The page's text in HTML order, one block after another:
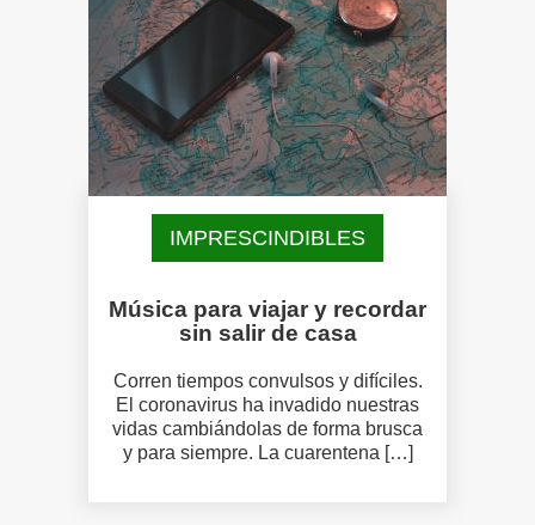
IMPRESCINDIBLES
Música para viajar y recordar
sin salir de casa
Corren tiempos convulsos y difíciles.
El coronavirus ha invadido nuestras
vidas cambiándolas de forma brusca
y para siempre. La cuarentena […]